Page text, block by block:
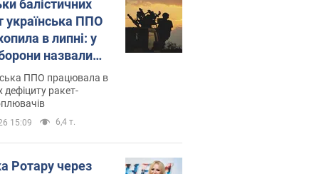
балістичних
українська ППО
в липні: у
назвали
ППО працювала в
дефіциту ракет-
15:09 6,4 т.
Ротару через